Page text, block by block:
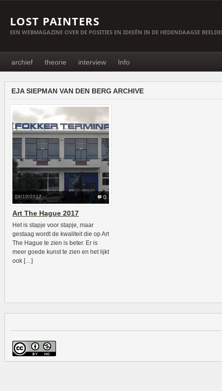
LOST PAINTERS
EEN WEBMAGAZINE OVER DE POSITIES EN IDEEËN IN DE HEDENDAAGSE
archief theorie interview Info
EJA SIEPMAN VAN DEN BERG ARCHIVE
0
08/10/2017
Art The Hague 2017
Het is stapje voor stapje, maar
gestaag wordt de kwaliteit die op Art
The Hague te zien is beter. Er is
meer goede kunst te zien en het lijkt
ook […]